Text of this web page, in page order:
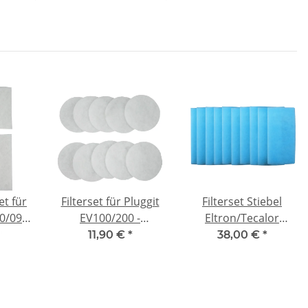
für
090
Filterset für Pluggit
EV100/200 -
kompatibel 10x G4
11,90 € *
Filterset Stiebel
Eltron/Tecalor
LWZ/THZ
38,00 € *